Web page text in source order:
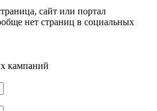
сайт или портал
нет страниц в социальных
кампаний